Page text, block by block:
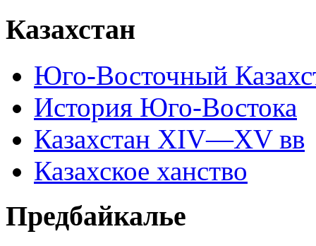
Казахстан
Юго-Восточный
История Юго-Востока
Казахстан XIV—XV вв
Казахское ханство
Предбайкалье